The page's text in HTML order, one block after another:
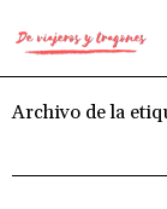
Archivo de la